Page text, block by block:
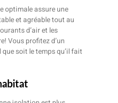
optimale assure une
et agréable tout au
d’air et les
Vous profitez d’un
soit le temps qu’il fait